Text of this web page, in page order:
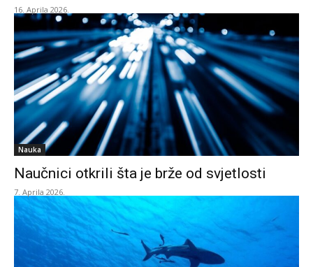
16. Aprila 2026.
Nauka
Naučnici otkrili šta je brže od svjetlosti
7. Aprila 2026.